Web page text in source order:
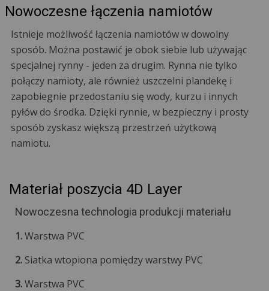
Nowoczesne łączenia namiotów
Istnieje możliwość łączenia namiotów w dowolny
sposób. Można postawić je obok siebie lub używając
specjalnej rynny - jeden za drugim. Rynna nie tylko
połączy namioty, ale również uszczelni plandekę i
zapobiegnie przedostaniu się wody, kurzu i innych
pyłów do środka. Dzięki rynnie, w bezpieczny i prosty
sposób zyskasz większą przestrzeń użytkową
namiotu.
Materiał poszycia 4D Layer
Nowoczesna technologia produkcji materiału
1.Warstwa PVC
2. Siatka wtopiona pomiędzy warstwy PVC
3.Warstwa PVC